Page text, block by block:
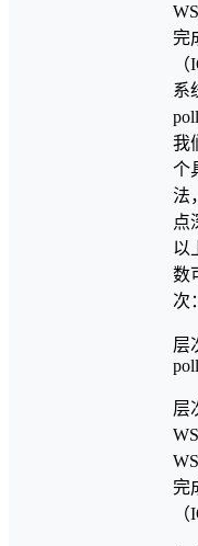
完
系
我
个
法
点
以
数
次：
层
poll
层
完